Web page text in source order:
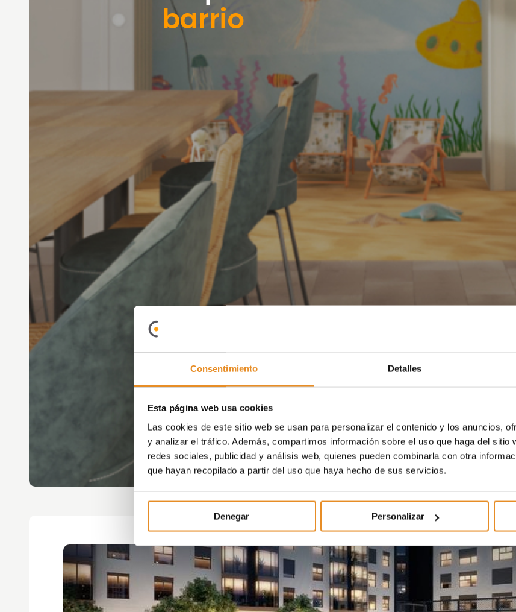
Consentimiento Detalles
Esta página web usa cookies
Las cookies de este sitio web se usan para personalizar el contenido y los anuncios,
y analizar el tráfico. Además, compartimos información sobre el uso que haga del sitio
redes sociales, publicidad y análisis web, quienes pueden combinarla con otra
que hayan recopilado a partir del uso que haya hecho de sus servicios.
Denegar Personalizar
barrio